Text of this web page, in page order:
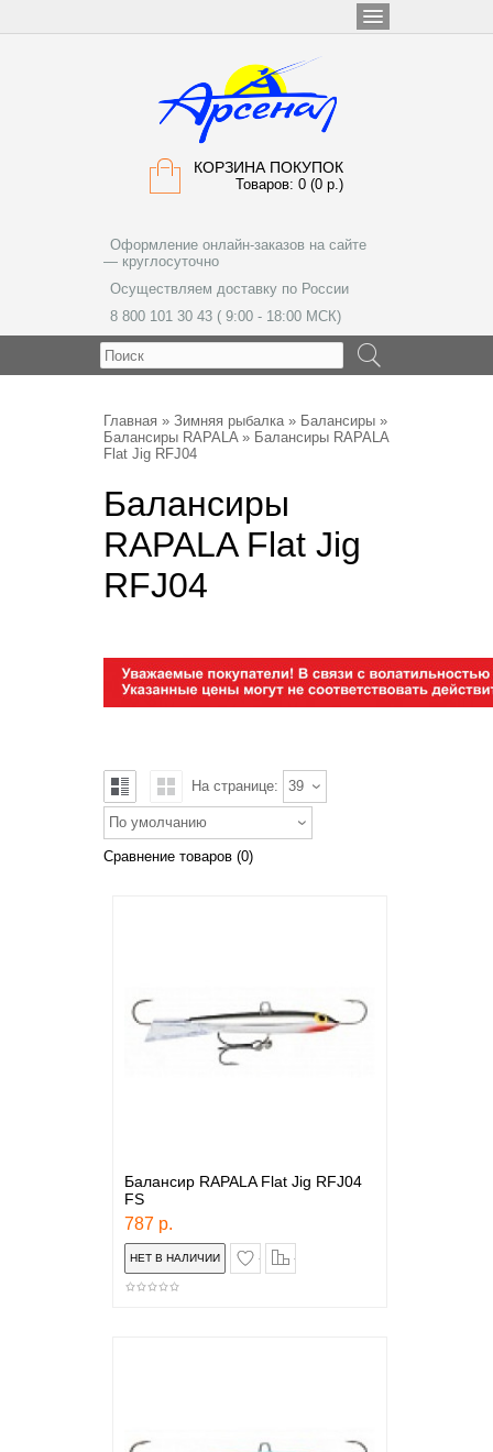
КОРЗИНА ПОКУПОК
Товаров: 0 (0 р.)
Оформление онлайн-заказов на сайте
— круглосуточно
Осуществляем доставку по России
8 800 101 30 43 ( 9:00 - 18:00 МСК)
Главная » Зимняя рыбалка» Балансиры »
Балансиры RAPALA» Балансиры RAPALA
Flat Jig RFJ04
Балансиры
RAPALA Flat Jig
RFJ04
На странице: 39
По умолчанию
Сравнение товаров (0)
Балансир RAPALA Flat Jig RFJ04
FS
787 р.
в закладки